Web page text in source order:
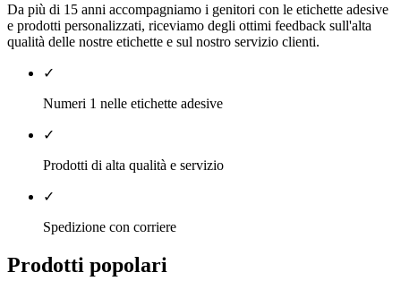
Da più di 15 anni accompagniamo i genitori con le etichette adesive
e prodotti personalizzati, riceviamo degli ottimi feedback sull'alta
qualità delle nostre etichette e sul nostro servizio clienti.
✓
Numeri 1 nelle etichette adesive
✓
Prodotti di alta qualità e servizio
✓
Spedizione con corriere
Prodotti popolari